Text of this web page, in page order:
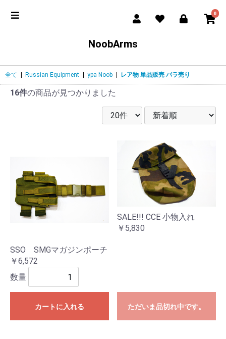
0
NoobArms
全て Russian Equipment ypa Noob レア物 単品販売 バラ売り
16件の商品が見つかりました
SSO SMGマガジンポーチ
￥6,572
数量
カートに入れる
SALE!!! CCE 小物入れ
￥5,830
ただいま品切れ中です。